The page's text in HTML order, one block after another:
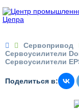
 Сервопривод
Сервоусилители
Сервоусилители
Поделиться в: